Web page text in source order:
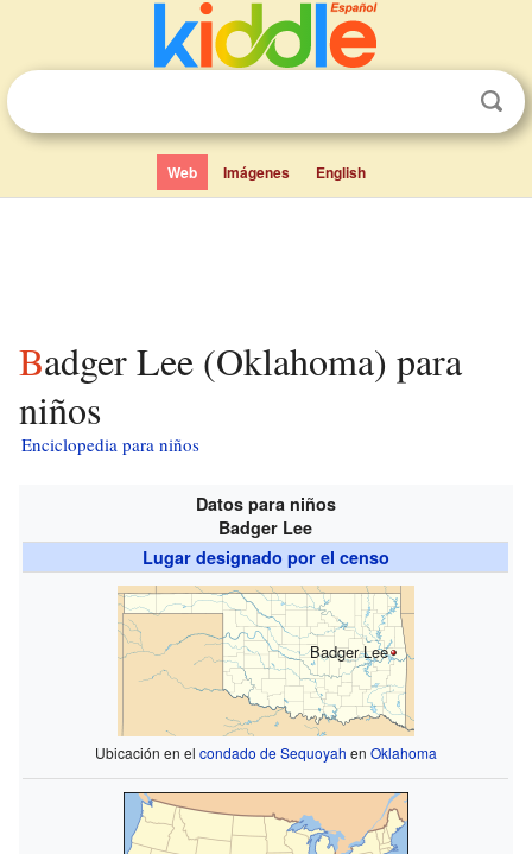
Web Imágenes English
Badger Lee (Oklahoma) para
niños
Enciclopedia para niños
Datos para niños
Badger Lee
Lugar designado por el censo
Badger Lee
Ubicación en el condado de Sequoyah en Oklahoma